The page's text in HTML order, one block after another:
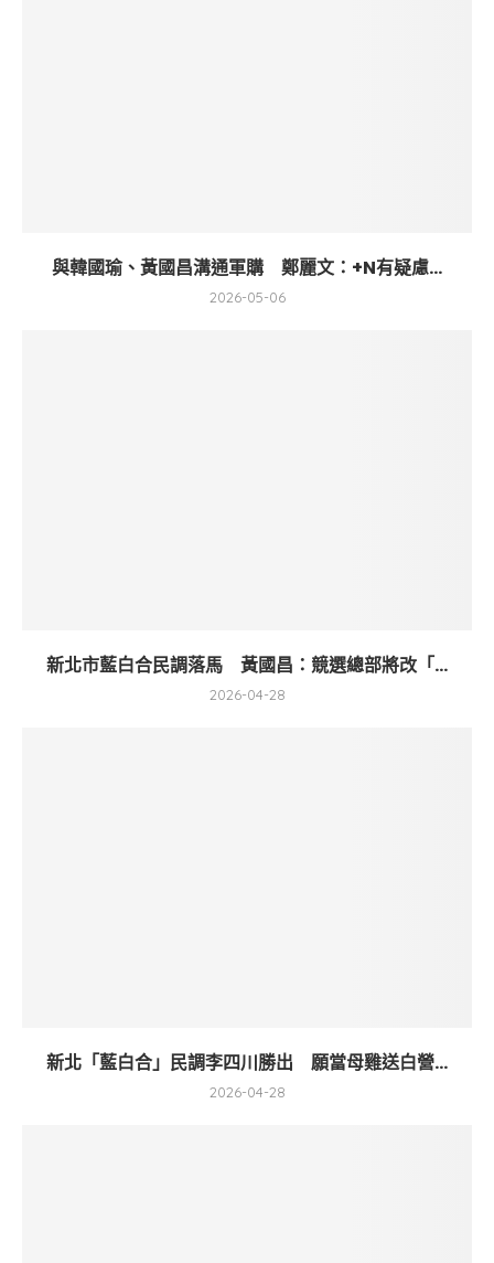
與韓國瑜、黃國昌溝通軍購 鄭麗文：+N有疑慮...
2026-05-06
新北市藍白合民調落馬 黃國昌：競選總部將改「...
2026-04-28
新北「藍白合」民調李四川勝出 願當母雞送白營...
2026-04-28